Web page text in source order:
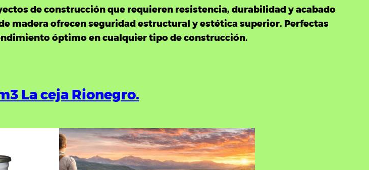
deconstrucciónque requieren resistencia, durabilidad y acabado
madera ofrecen seguridad estructural y estética superior. Perfectas
óptimo en cualquier tipo de construcción.
La ceja Rionegro.